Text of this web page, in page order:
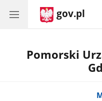
gov.pl
Pomorski